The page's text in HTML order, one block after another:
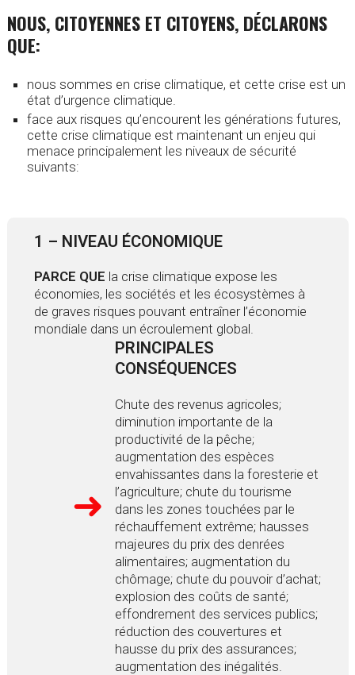
NOUS, CITOYENNES ET CITOYENS, DÉCLARONS
QUE:
nous sommes en crise climatique, et cette crise est un
état d’urgence climatique.
face aux risques qu’encourent les générations futures,
cette crise climatique est maintenant un enjeu qui
menace principalement les niveaux de sécurité
suivants:
1 – NIVEAU ÉCONOMIQUE
PARCE QUE la crise climatique expose les
économies, les sociétés et les écosystèmes à
de graves risques pouvant entraîner l’économie
mondiale dans un écroulement global.
PRINCIPALES
CONSÉQUENCES
Chute des revenus agricoles;
diminution importante de la
productivité de la pêche;
augmentation des espèces
envahissantes dans la foresterie et
l’agriculture; chute du tourisme
dans les zones touchées par le
réchauffement extrême; hausses
majeures du prix des denrées
alimentaires; augmentation du
chômage; chute du pouvoir d’achat;
explosion des coûts de santé;
effondrement des services publics;
réduction des couvertures et
hausse du prix des assurances;
augmentation des inégalités.